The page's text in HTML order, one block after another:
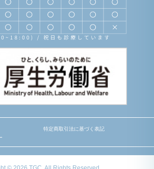
特定商取引法に基づく表記